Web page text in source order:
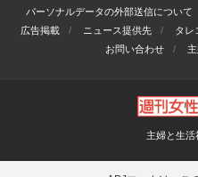
パーソナルデータの外部送信について
広告掲載
ニュース提供先 タレ
お問い合わせ
主婦と生活